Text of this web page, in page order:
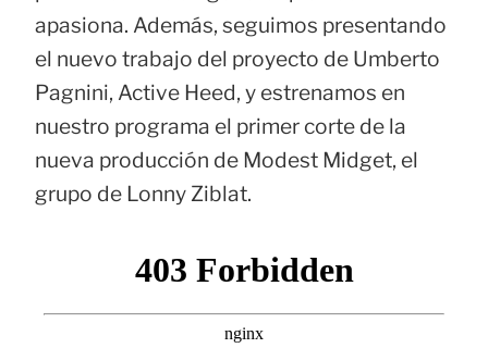
apasiona. Además, seguimos presentando
el nuevo trabajo del proyecto de Umberto
Pagnini, Active Heed, y estrenamos en
nuestro programa el primer corte de la
nueva producción de Modest Midget, el
grupo de Lonny Ziblat.